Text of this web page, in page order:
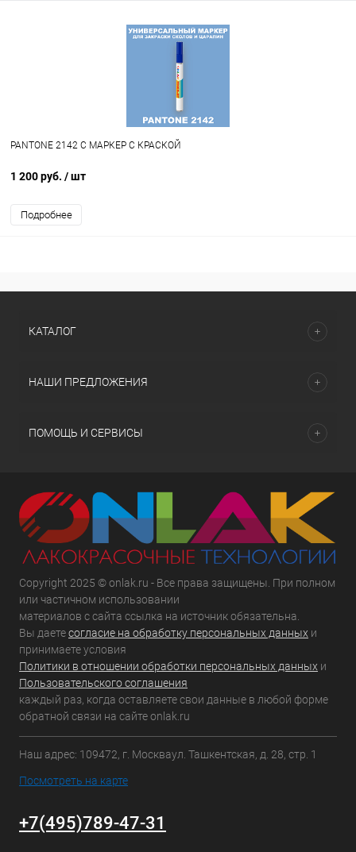
PANTONE 2142 C МАРКЕР С КРАСКОЙ
1 200 руб. / шт
Подробнее
КАТАЛОГ
НАШИ ПРЕДЛОЖЕНИЯ
ПОМОЩЬ И СЕРВИСЫ
Copyright 2025 © onlak.ru - Все права защищены. При полном
или частичном использовании
материалов с сайта ссылка на источник обязательна.
Вы даетесогласие на обработку персональных данных и
принимаете условия
Политики в отношении обработки персональных данных и
Пользовательского соглашения
каждый раз, когда оставляете свои данные в любой форме
обратной связи на сайте onlak.ru
Наш адрес: 109472, г. Москваул. Ташкентская, д. 28, стр. 1
Посмотреть на карте
+7(495)789-47-31